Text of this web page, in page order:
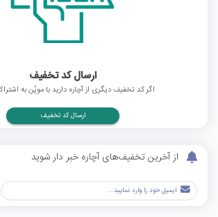
ارسال کد تخفیف
اگر کد تخفیف دیگری از آچاره دارید با موپُن به
ارسال کد تخفیف
از آخرین تخفیف‌های آچاره خبر دار شوید